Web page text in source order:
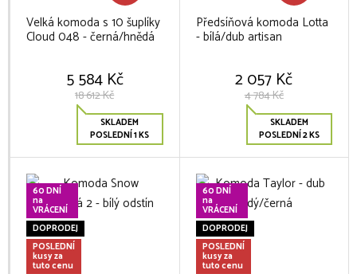
Velká komoda s 10 šuplíky
Cloud 048 - černá/hnědá
5 584 Kč
18 612 Kč
SKLADEM
POSLEDNÍ 1 KS
Předsíňová komoda Lotta
- bílá/dub artisan
2 057 Kč
4 784 Kč
SKLADEM
POSLEDNÍ 2 KS
60 DNÍ
na
VRÁCENÍ
DOPRODEJ
POSLEDNÍ
kusy za
tuto cenu
60 DNÍ
na
VRÁCENÍ
DOPRODEJ
POSLEDNÍ
kusy za
tuto cenu